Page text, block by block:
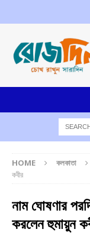
HOME কলকাতা
কবীর
নাম ঘোষণার
করলেন হুমায়ুন